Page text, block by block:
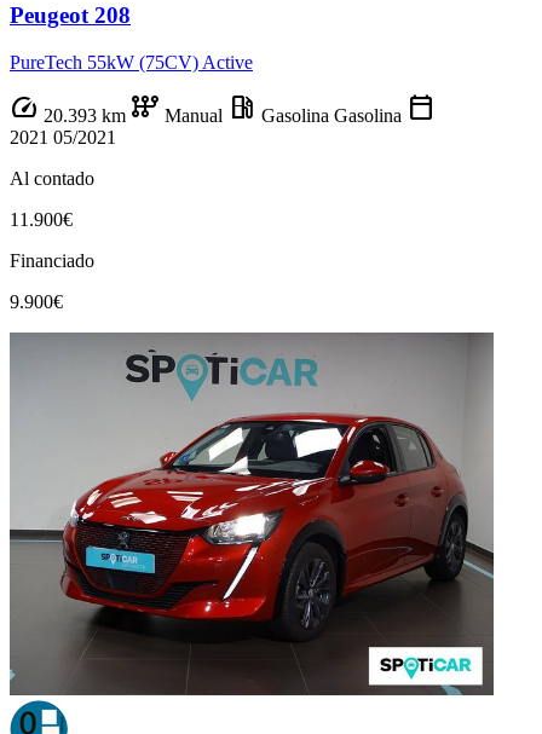
Peugeot 208
PureTech 55kW (75CV) Active
speed 20.393 km auto_transmission Manual local_gas_station Gasolina Gasolina calendar_today
2021 05/2021
Al contado
11.900€
Financiado
9.900€